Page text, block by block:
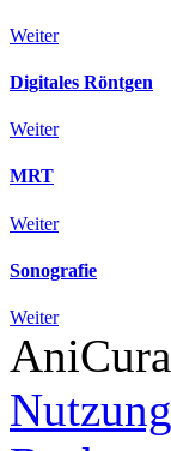
Weiter
Digitales Röntgen
Weiter
MRT
Weiter
Sonografie
Weiter